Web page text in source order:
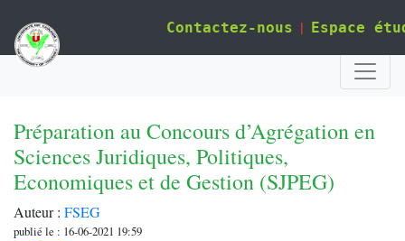
Contactez-nous | Espace
Préparation au Concours d’Agrégation en
Sciences Juridiques, Politiques,
Economiques et de Gestion (SJPEG)
Auteur : FSEG
publié le : 16-06-2021 19:59